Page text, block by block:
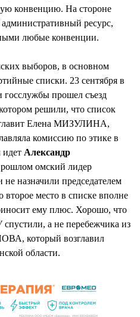
конвенцию. На стороне
ресурс,
любые конвенции.
выборов, в основном
списки. 23 сентября в
госслужбы прошел съезд
решили, что список
Елена МИЗУЛИНА,
комиссию по этике в
Александр
омский лидер
назначили председателем
второе место в списке вполне
ему плюс. Хорошо, что
а не перебежчика из
который возглавил
области.